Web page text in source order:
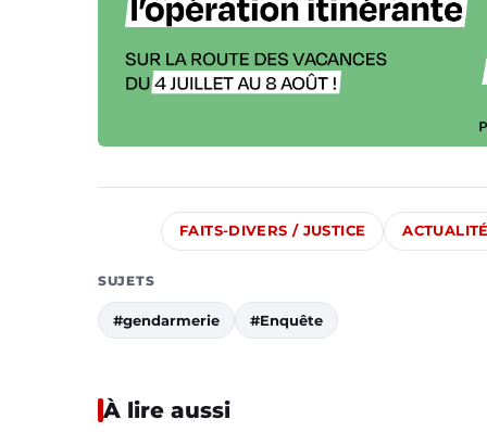
FAITS-DIVERS / JUSTICE
SUJETS
#gendarmerie #Enquête
À lire aussi